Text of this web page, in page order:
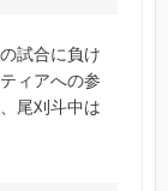
試合に負け
ィアへの参
尾刈斗中は